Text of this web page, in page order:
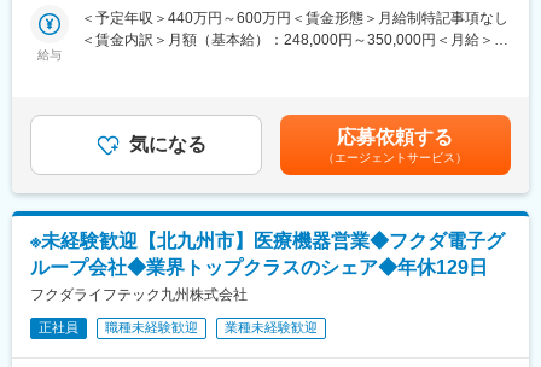
また、提案営業だけではなく、最新の医療情報・製品情報を提供
するスペシャリストとしても活躍していただきます。
※手術の立ち合いが発生いたします。
師向けの転職情報や、最新の医療情報、医師同士のコミュニティ
を提供しています。今回募集するポジションではこちらのサイト
を起点に自社製品の営業活動を行っていただくだけでなく、
「m3.com」の活用提案なども行っていただくため、データ活用の
提案営業としてのキャリアも身に着けられます。
■働き方：
給与
＜予定年収＞440万円～600万円＜賃金形態＞月給制特記事項なし
＜賃金内訳＞月額（基本給）：248,000円～350,000円＜月給＞
扶養手当等は、別途支給。■昇給：年1回（4月）■賞与※昨年度実
績5.25か月分：年2回（6月、12月）賃金はあくまでも目安の金額
であり、選考を通じて上下する可能性があります。月給(月額)は固
定手当を含めた表記です。
気になる 応募依頼する
（エージェントサービス）
※未経験歓迎【北九州市】医療機器営業◆フクダ電子グ
ループ会社◆業界トップクラスのシェア◆年休129日
フクダライフテック九州株式会社
正社員 職種未経験歓迎 業種未経験歓迎